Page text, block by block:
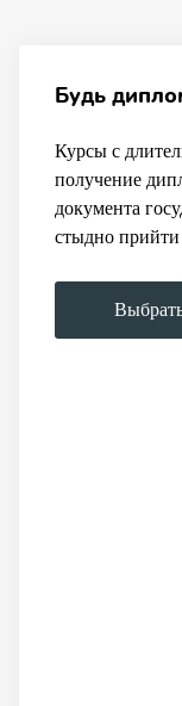
Будь
Курсы с
получение
документа
стыдно прийти